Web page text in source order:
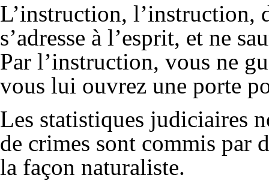
L’instruction, l’instruction,
s’adresse à l’esprit, et ne
Par l’instruction, vous ne
vous lui ouvrez une porte
Les statistiques judiciaires
de crimes sont commis par
la façon naturaliste.